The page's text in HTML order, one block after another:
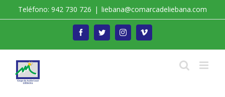
Teléfono: 942 730 726 | liebana@comarcadeliebana.com
FacebookTwitterInstagramVimeo